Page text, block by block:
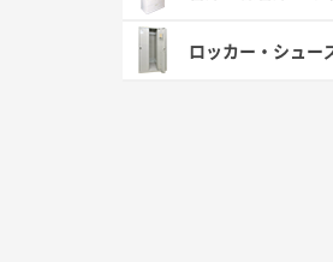
ロッカー・シュー